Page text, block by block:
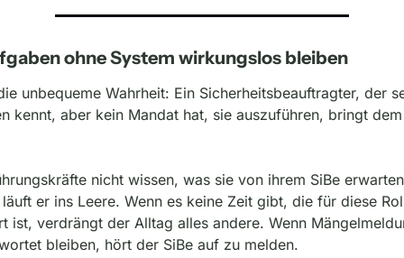
ohne System wirkungslos bleiben
unbequeme Wahrheit: Ein Sicherheitsbeauftragter, der
kennt, aber kein Mandat hat, sie auszuführen, bringt
nicht wissen, was sie von ihrem SiBe erwarten
er ins Leere. Wenn es keine Zeit gibt, die für diese
ist, verdrängt der Alltag alles andere. Wenn
bleiben, hört der SiBe auf zu melden.